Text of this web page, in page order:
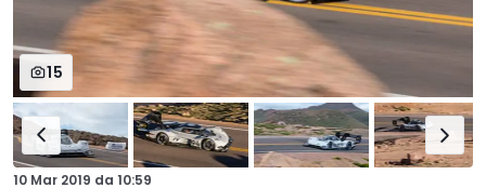
15
10 Mar 2019 da 10:59